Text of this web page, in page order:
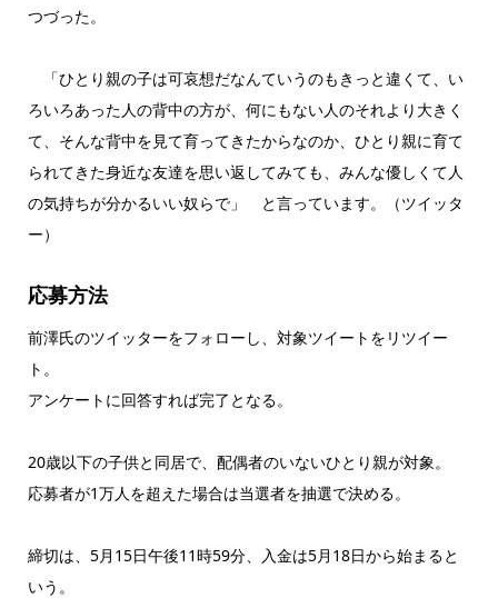
つづった。
「ひとり親の子は可哀想だなんていうのもきっと違くて、い
ろいろあった人の背中の方が、何にもない人のそれより大きく
て、そんな背中を見て育ってきたからなのか、ひとり親に育て
られてきた身近な友達を思い返してみても、みんな優しくて人
の気持ちが分かるいい奴らで」 と言っています。（ツイッタ
ー）
応募方法
前澤氏のツイッターをフォローし、対象ツイートをリツイー
ト。
アンケートに回答すれば完了となる。
20歳以下の子供と同居で、配偶者のいないひとり親が対象。
応募者が1万人を超えた場合は当選者を抽選で決める。
締切は、5月15日午後11時59分、入金は5月18日から始まると
いう。